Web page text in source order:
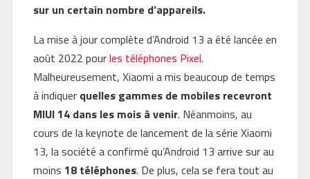
sur un certain nombre d’appareils.
La mise à jour complète d’Android 13 a été lancée en
août 2022 pourles téléphones Pixel.
Malheureusement, Xiaomi a mis beaucoup de temps
à indiquer quelles gammes de mobiles recevront
MIUI 14 dans les mois à venir. Néanmoins, au
cours de la keynote de lancement de la série Xiaomi
13, la société a confirmé qu’Android 13 arrive sur au
moins 18 téléphones. De plus, cela se fera tout au